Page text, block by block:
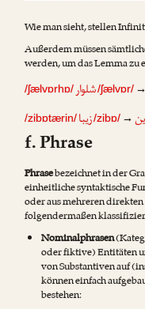
Wie man sieht, stellen
Außerdem müssen
werden, um das Lemma zu
/ʃælvɒrhɒ/ →
/ʃælvɒr/شلوار
/zibɒtærin/ →
/zibɒ/زیبا
f. Phrase
Phrasebezeichnet in der
einheitliche syntaktische
oder aus mehreren direkten
folgendermaßen
Nominalphrasen
oder fiktive) Entitäten
von Substantiven auf
können einfach
bestehen: